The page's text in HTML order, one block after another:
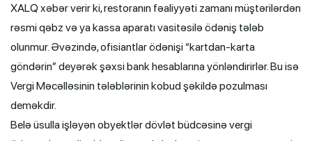
XALQ xəbər verir ki, restoranın fəaliyyəti zamanı müştərilərdən
rəsmi qəbz və ya kassa aparatı vasitəsilə ödəniş tələb
olunmur. Əvəzində, ofisiantlar ödənişi “kartdan-karta
göndərin” deyərək şəxsi bank hesablarına yönləndirirlər. Bu isə
Vergi Məcəlləsinin tələblərinin kobud şəkildə pozulması
deməkdir.
Belə üsulla işləyən obyektlər dövlət büdcəsinə vergi